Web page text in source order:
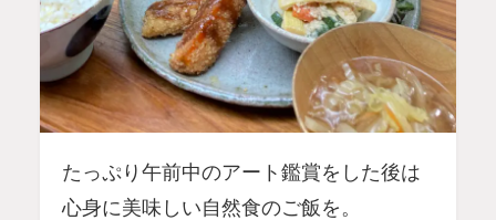
たっぷり午前中のアート鑑賞をした後は
心身に美味しい自然食のご飯を。